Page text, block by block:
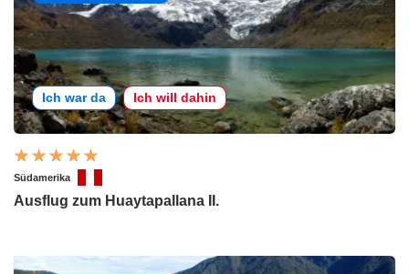
Ich war da Ich will dahin
Südamerika
Ausflug zum Huaytapallana II.